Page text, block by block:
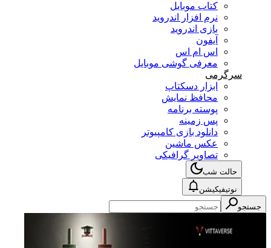
کتاب موبایل
نرم افزار اندروید
بازی اندروید
آیفون
اس ام اس
معرفی گوشی موبایل
سرگرمی
ابزار دسکتاپ
محافظ نمایش
پوسته برنامه
پس زمینه
دانلود بازی کامپیوتر
عکس ماشین
تصاویر گرافیکی
حالت شب
نوتیفیکیشن
جستجو